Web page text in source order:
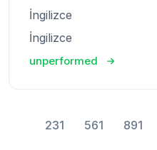
İngilizce
İngilizce
unperformed
231 561 891